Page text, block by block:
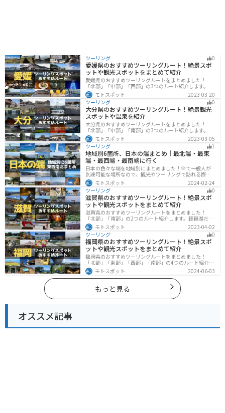
ツーリング 0
愛媛県のおすすめツーリングルート！絶景スポ
ットや観光スポットをまとめて紹介
愛媛県のおすすめツーリングルートをまとめました！
「北部」「中部」「西部」の3つのルート紹介します。山
や海といった自然だけでなく、気軽に渡れる島もあり
様々な楽しみ方ができます。バイクで愛媛県にツーリン
グに行く際は参考にしてください。
モトスポット
2023-03-20
ツーリング
0
大分県のおすすめツーリングルート！絶景観光
スポットや温泉を紹介
大分県のおすすめツーリングルートをまとめました！
「北部」「中部」「南部」の3つのルート紹介します。阿
蘇の雄大な自然を満喫できるスポットや温泉を満喫する
ツーリングができます。バイクで大分県にツーリングに
行く際は参考にしてください。
モトスポット
2023-03-05
ツーリング
1
地域別6箇所、日本の端まとめ｜最北端・最東
端・最西端・最南端に行く
日本の色々な端を地域別にまとめました！全て一般人が
到達可能な場所なので、観光やツーリングで訪れる際の
参考にしてください。
モトスポット
2024-02-24
ツーリング
0
滋賀県のおすすめツーリングルート！絶景スポ
ットや観光スポットをまとめて紹介
滋賀県のおすすめツーリングルートをまとめました！
「北部」「南部」の2つのルート紹介します。琵琶湖だけ
でなく、比叡山ドライブウェイなどの山を楽しめるスポ
ットも多数あります。バイクで滋賀県にツーリングに行
く際は参考にしてください。
モトスポット
2023-04-02
ツーリング
0
福岡県のおすすめツーリングルート！絶景スポ
ットや観光スポットをまとめて紹介
福岡県のおすすめツーリングルートをまとめました！
「北部」「東部」「西部」「南部」の4つのルート紹介し
ます。豊かな自然から歴史ある名所、グルメまで多彩な
魅力が詰まっており、様々な楽しみ方ができます。バイ
クで福岡県にツーリングに行く際は参考にしてくださ
モトスポット 2024-06-03
もっと見る
オススメ記事